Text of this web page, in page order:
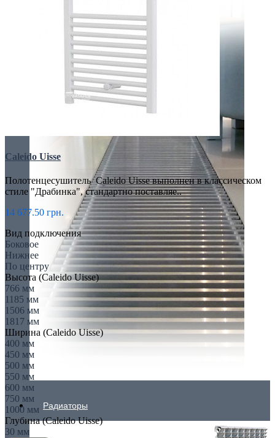
Радиаторы
Caleido Uisse
Полотенцесушитель Caleido Uisse выполнен в классическом
стиле "Драбинка", стандартно поставляе..
14 677.50 грн.
Вид подключения
Боковое
Нижнее
По центру
Высота (Caleido Uisse)
766 мм
1185 мм
1506 мм
1817 мм
Ширина (Caleido Uisse)
400 мм
450 мм
500 мм
550 мм
600 мм
750 мм
1000 мм
Глубина (Caleido Uisse)
30 мм